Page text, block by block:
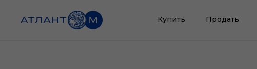
Купить Продать